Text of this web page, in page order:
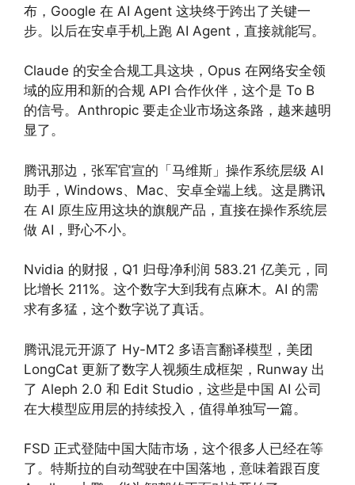
布，Google 在 AI Agent 这块终于跨出了关键一
步。以后在安卓手机上跑 AI Agent，直接就能写。
Claude 的安全合规工具这块，Opus 在网络安全领
域的应用和新的合规 API 合作伙伴，这个是 To B
的信号。Anthropic 要走企业市场这条路，越来越明
显了。
腾讯那边，张军官宣的「马维斯」操作系统层级 AI
助手，Windows、Mac、安卓全端上线。这是腾讯
在 AI 原生应用这块的旗舰产品，直接在操作系统层
做 AI，野心不小。
Nvidia 的财报，Q1 归母净利润 583.21 亿美元，同
比增长 211%。这个数字大到我有点麻木。AI 的需
求有多猛，这个数字说了真话。
腾讯混元开源了 Hy-MT2 多语言翻译模型，美团
LongCat 更新了数字人视频生成框架，Runway 出
了 Aleph 2.0 和 Edit Studio，这些是中国 AI 公司
在大模型应用层的持续投入，值得单独写一篇。
FSD 正式登陆中国大陆市场，这个很多人已经在等
了。特斯拉的自动驾驶在中国落地，意味着跟百度